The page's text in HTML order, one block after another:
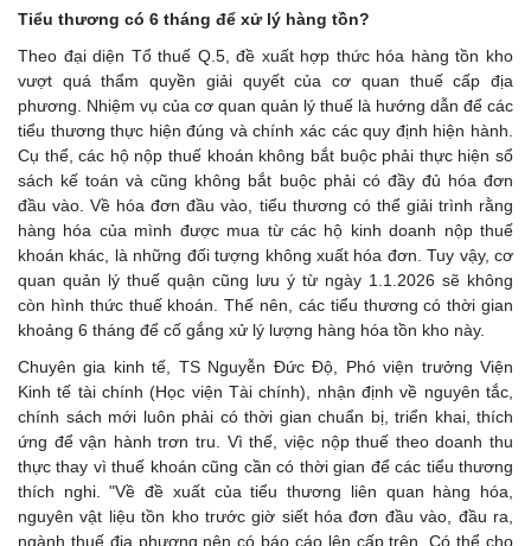
Tiểu thương có 6 tháng để xử lý hàng tồn?
Theo đại diện Tổ thuế Q.5, đề xuất hợp thức hóa hàng tồn kho
vượt quá thẩm quyền giải quyết của cơ quan thuế cấp địa
phương. Nhiệm vụ của cơ quan quản lý thuế là hướng dẫn để các
tiểu thương thực hiện đúng và chính xác các quy định hiện hành.
Cụ thể, các hộ nộp thuế khoán không bắt buộc phải thực hiện sổ
sách kế toán và cũng không bắt buộc phải có đầy đủ hóa đơn
đầu vào. Về hóa đơn đầu vào, tiểu thương có thể giải trình rằng
hàng hóa của mình được mua từ các hộ kinh doanh nộp thuế
khoán khác, là những đối tượng không xuất hóa đơn. Tuy vậy, cơ
quan quản lý thuế quận cũng lưu ý từ ngày 1.1.2026 sẽ không
còn hình thức thuế khoán. Thế nên, các tiểu thương có thời gian
khoảng 6 tháng để cố gắng xử lý lượng hàng hóa tồn kho này.
Chuyên gia kinh tế, TS Nguyễn Đức Độ, Phó viện trưởng Viện
Kinh tế tài chính (Học viện Tài chính), nhận định về nguyên tắc,
chính sách mới luôn phải có thời gian chuẩn bị, triển khai, thích
ứng để vận hành trơn tru. Vì thế, việc nộp thuế theo doanh thu
thực thay vì thuế khoán cũng cần có thời gian để các tiểu thương
thích nghi. "Về đề xuất của tiểu thương liên quan hàng hóa,
nguyên vật liệu tồn kho trước giờ siết hóa đơn đầu vào, đầu ra,
ngành thuế địa phương nên có báo cáo lên cấp trên. Có thể cho